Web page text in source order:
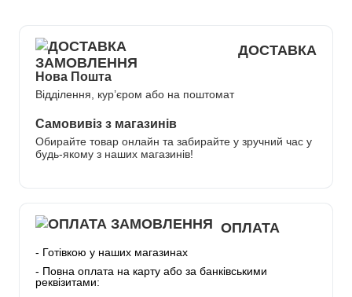
ДОСТАВКА
Нова Пошта
Відділення, кур’єром або на поштомат
Самовивіз з магазинів
Обирайте товар онлайн та забирайте у зручний час у
будь-якому з наших магазинів!
ОПЛАТА
- Готівкою у наших магазинах
- Повна оплата на карту або за банківськими
реквізитами: